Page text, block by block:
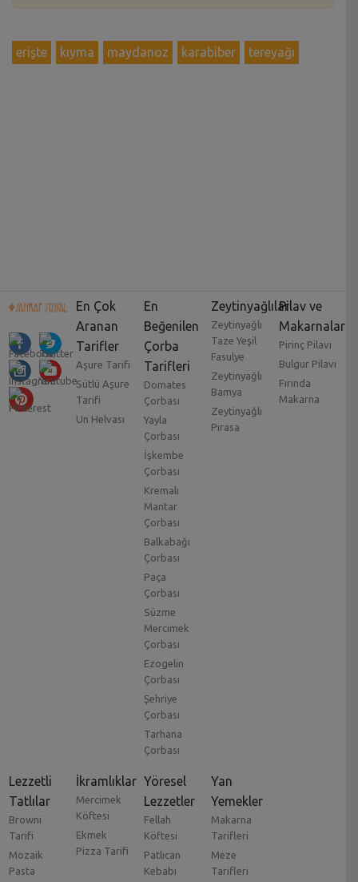
erişte kıyma maydanoz karabiber tereyağı
En Çok
Aranan
Tarifler
Aşure Tarifi
Sütlü Aşure
Tarifi
Un Helvası
En
Beğenilen
Çorba
Tarifleri
Domates
Çorbası
Yayla
Çorbası
İşkembe
Çorbası
Kremalı
Mantar
Çorbası
Balkabağı
Çorbası
Paça
Çorbası
Süzme
Mercimek
Çorbası
Ezogelin
Çorbası
Şehriye
Çorbası
Tarhana
Çorbası
Zeytinyağlılar
Zeytinyağlı
Taze Yeşil
Fasulye
Zeytinyağlı
Bamya
Zeytinyağlı
Pırasa
Pilav ve
Makarnalar
Pirinç Pilavı
Bulgur Pilavı
Fırında
Makarna
Lezzetli
Tatlılar
Browni
Tarifi
Mozaik
Pasta
İkramlıklar
Mercimek
Köftesi
Ekmek
Pizza Tarifi
Yöresel
Lezzetler
Fellah
Köftesi
Patlıcan
Kebabı
Yan
Yemekler
Makarna
Tarifleri
Meze
Tarifleri